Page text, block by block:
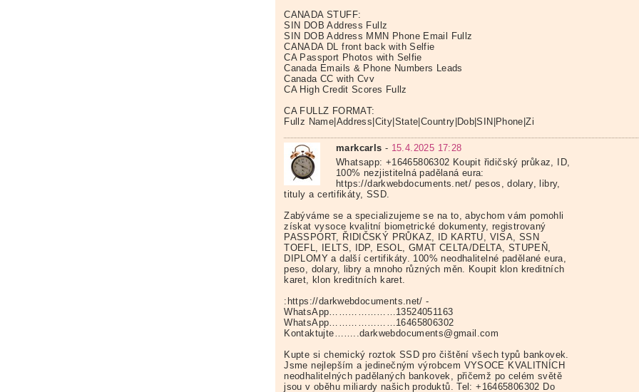
CANADA STUFF:
SIN DOB Address Fullz
SIN DOB Address MMN Phone Email Fullz
CANADA DL front back with Selfie
CA Passport Photos with Selfie
Canada Emails & Phone Numbers Leads
Canada CC with Cvv
CA High Credit Scores Fullz
CA FULLZ FORMAT:
Fullz Name|Address|City|State|Country|Dob|SIN|Phone|Zi
markcarls - 15.4.2025 17:28
Whatsapp: +16465806302 Koupit řidičský průkaz, ID,
100% nezjistitelná padělaná eura:
https://darkwebdocuments.net/ pesos, dolary, libry,
tituly a certifikáty, SSD.
Zabýváme se a specializujeme se na to, abychom vám pomohli
získat vysoce kvalitní biometrické dokumenty, registrovaný
PASSPORT, ŘIDIČSKÝ PRŮKAZ, ID KARTU, VISA, SSN
TOEFL, IELTS, IDP, ESOL, GMAT CELTA/DELTA, STUPEŇ,
DIPLOMY a další certifikáty. 100% neodhalitelné padělané eura,
peso, dolary, libry a mnoho různých měn. Koupit klon kreditních
karet, klon kreditních karet.
:https://darkwebdocuments.net/ -
WhatsApp…………………13524051163
WhatsApp…………………16465806302
Kontaktujte……..darkwebdocuments@gmail.com
Kupte si chemický roztok SSD pro čištění všech typů bankovek.
Jsme nejlepším a jedinečným výrobcem VYSOCE KVALITNÍCH
neodhalitelných padělaných bankovek, přičemž po celém světě
jsou v oběhu miliardy našich produktů. Tel: +16465806302 Do